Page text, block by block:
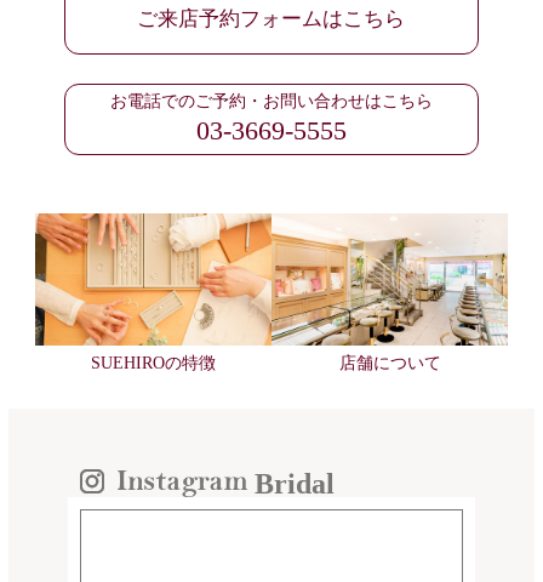
ご来店予約フォームはこちら
お電話でのご予約・お問い合わせはこちら
03-3669-5555
SUEHIROの特徴 店舗について
Bridal